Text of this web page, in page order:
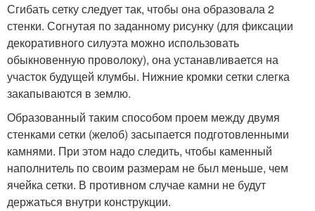
Сгибать сетку следует так, чтобы она образовала 2
стенки. Согнутая по заданному рисунку (для фиксации
декоративного силуэта можно использовать
обыкновенную проволоку), она устанавливается на
участок будущей клумбы. Нижние кромки сетки слегка
закапываются в землю.
Образованный таким способом проем между двумя
стенками сетки (желоб) засыпается подготовленными
камнями. При этом надо следить, чтобы каменный
наполнитель по своим размерам не был меньше, чем
ячейка сетки. В противном случае камни не будут
держаться внутри конструкции.